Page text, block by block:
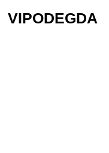
VIPODEGDA